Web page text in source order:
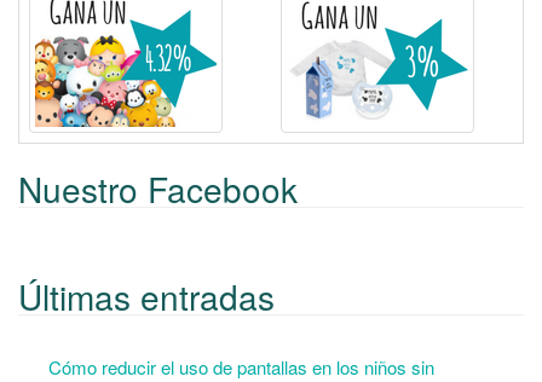
Nuestro Facebook
Últimas entradas
Cómo reducir el uso de pantallas en los niños sin